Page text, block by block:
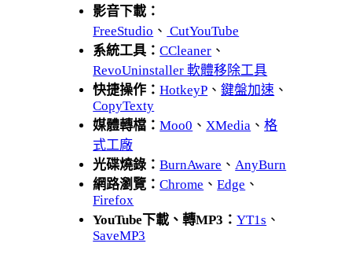
影音下載：
FreeStudio 、 CutYouTube
系統工具：CCleaner 、
RevoUninstaller 軟體移除工具
快捷操作：HotkeyP 、鍵盤加速 、
CopyTexty
媒體轉檔：Moo0 、 XMedia 、格
式工廠
光碟燒錄：BurnAware 、 AnyBurn
網路瀏覽：Chrome 、Edge 、
Firefox
YouTube下載、轉MP3：YT1s 、
SaveMP3